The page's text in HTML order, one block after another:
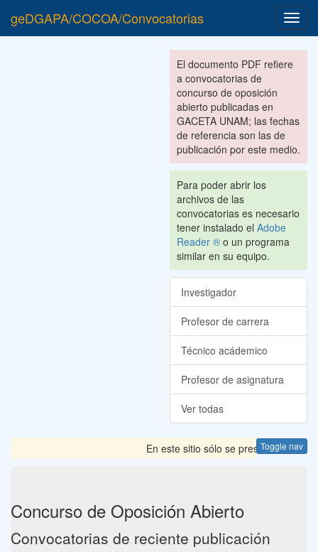
geDGAPA/COCOA/Convocatorias
El documento PDF refiere
a convocatorias de
concurso de oposición
abierto publicadas en
GACETA UNAM; las fechas
de referencia son las de
publicación por este medio.
Para poder abrir los
archivos de las
convocatorias es necesario
tener instalado el Adobe
Reader ® o un programa
similar en su equipo.
Investigador
Profesor de carrera
Técnico acádemico
Profesor de asignatura
Ver todas
Toggle nav
En este sitio sólo se presentan las
Concurso de Oposición Abierto
Convocatorias de reciente publicación